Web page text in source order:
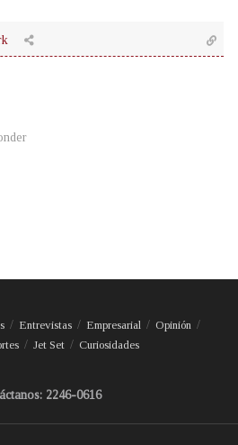
Entrevistas Empresarial
Opinión
Jet Set Curiosidades
2246-0616